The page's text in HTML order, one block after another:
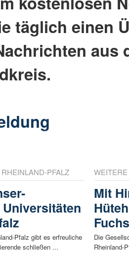
täglich einen
aus
PFALZ
Pfalz gibt es erfreuliche
schließen ...
Mit
Die
Rheinland-